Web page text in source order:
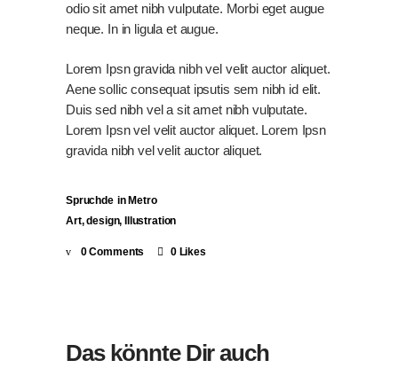
odio sit amet nibh vulputate. Morbi eget augue
neque. In in ligula et augue.
Lorem Ipsn gravida nibh vel velit auctor aliquet.
Aene sollic consequat ipsutis sem nibh id elit.
Duis sed nibh vel a sit amet nibh vulputate.
Lorem Ipsn vel velit auctor aliquet. Lorem Ipsn
gravida nibh vel velit auctor aliquet.
Spruchde in Metro
Art,design, Illustration
0 Comments 0 Likes
Das könnte Dir auch